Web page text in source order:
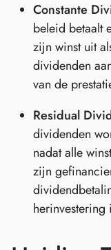
Constante
beleid betaalt
zijn winst uit
dividenden
van de
Residual
dividenden
nadat alle
zijn